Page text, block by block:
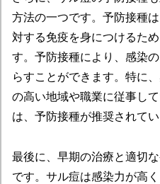
方法の一つです。予防接種
対する免疫を身につけるた
す。予防接種により、感染
らすことができます。特に
の高い地域や職業に従事し
は、予防接種が推奨されてい
最後に、早期の治療と適切
です。サル痘は感染力が高